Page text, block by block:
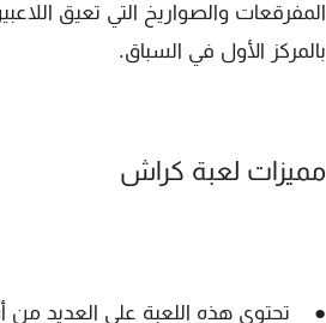
المفرقعات والصواريخ التي تعيق
بالمركز الأول في السباق.
مميزات لعبة كراش
● تحتوي هذه اللعبة على العديد من